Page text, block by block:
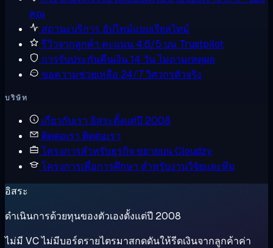
คุณ
สถานะบริการ อัปไทม์แบบเรียลไทม์
รีวิวจากลูกค้า คะแนน 4.6/5 บน Trustpilot
การรับประกันคืนเงิน14 วัน ไม่ถามเหตุผล
ขอความช่วยเหลือ 24/7 วิศวกรตัวจริง
บริษัท
เกี่ยวกับเรา อิสระตั้งแต่ปี 2008
ติดต่อเรา ติดต่อเรา
โครงการสำหรับธุรกิจ ขยายบน Cloudzy
โครงการเพื่อการศึกษา สำหรับงานวิจัยและทีม
อิสระ
ดำเนินการด้วยทุนของตัวเองตั้งแต่ปี 2008
ไม่มี VC ไม่มีบอร์ดรายไตรมาสกดดันให้รีดเงินจากลูกค้าค่า